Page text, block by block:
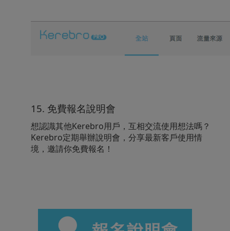
15. 免費報名說明會
想認識其他Kerebro用戶，互相交流使用想法嗎？
Kerebro定期舉辦說明會，分享最新客戶使用情
境，邀請你免費報名！